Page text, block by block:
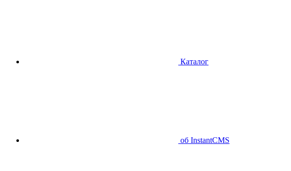
Каталог
об InstantCMS